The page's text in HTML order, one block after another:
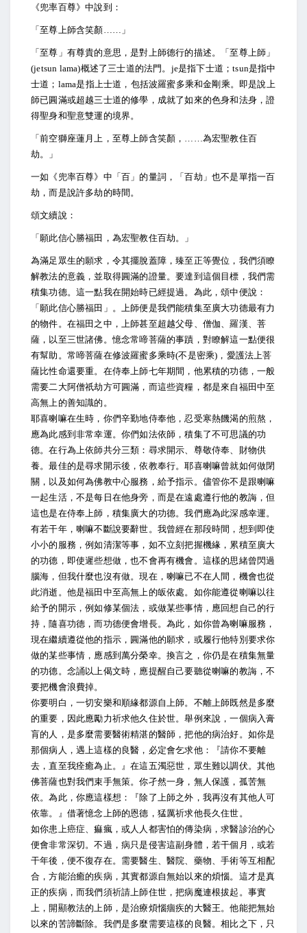
《兜率百尊》中說到：
「至尊上師含笑顏……」
「至尊」有尊貴的意思，是對上師德行的描述。「至尊上師」
(jetsun lama)概述了三士道的法門。je是指下士道；tsun是指中
士道；lama是指上士道，包括波羅蜜多乘和金剛乘。即是說上
師已圓滿或超越三士道的修學，成就了如來的色身和法身，證
得聖身和聖意雙運的境界。
「前空獅座蓮月上，至尊上師含笑顏，……為宏聖教住百
劫。」
一如《兜率百尊》中「百」的量詞，「百劫」也不是單指一百
劫，而是說許多劫的時間。
頌文續說：
「願此信心勝福田，為宏聖教住百劫。」
為滿足眾生的願求，令其擺脫蓋障，臻至正等覺位，我們須瞭
解教法的意義，並取得圓滿的證量。要達到這個目標，我們需
積集功德。這一點我在開始時已經提過。為此，頌中便說：
「願此信心勝福田」。上師便是我們能積集至廣大功德最有力
的物件。在福田之中，上師甚至超越父母、僧伽、羅漢、菩
薩，以至三世諸佛。憶念常啼菩薩的事蹟，對瞭解這一點便很
有幫助。常啼菩薩在修波羅蜜多乘時(不是密乘)，愛護法上菩
薩比性命還要重。在侍奉上師七年期間，他累積的功德，一般
需要二大阿僧祇劫方可圓滿，而這些資糧，都是來自福田中至
高無上的善知識的。
耶喜喇嘛在生時，你們辛勤地侍奉他，忍受寒熱饑渴的煎熬，
應為此感到非常幸運。你們如法依師，積集了不可思議的功
德。在行為上依師共分三類：尋求開示、尊敬侍奉、財物供
養。最佳的是尋求開示後，依教奉行。耶喜喇嘛曾就如何做閉
關，以及如何為佛教中心服務，給予指示。儘管你不是跟喇嘛
一起生活，不是每日在他身旁，而是在遠處遵行他的教誨，但
這也是在侍奉上師，積集廣大的功德。我們應為此深感幸運。
有若干年，喇嘛不斷說要辭世。我曾經在那段時間，想到即使
小小的服務，例如清潔等事，如不立刻把握機緣，累積至廣大
的功德，即使遲些想做，也不會再有機會。這樣的思緒曾閃過
腦海，但我什麼也沒有做。現在，喇嘛已不在人間，機會也從
此消逝。他是福田中至高無上的皈依處。如你能遵從喇嘛以往
給予的開示，例如修某個法，或做某些事情，應回想自己的行
持，隨喜功德，而功德便會增長。為此，如你曾為喇嘛服務，
現在繼續遵從他的指示，圓滿他的願求，或履行他特別要求你
做的某些事情，應感到萬分榮幸。換言之，你仍是在積集無量
的功德。念誦以上偈文時，應提醒自己要聽從喇嘛的教誨，不
要把機會浪費掉。
你要明白，一切安樂和順緣都源自上師。不離上師既然是多麼
的重要，因此應勵力祈求他久住於世。舉例來說，一個病入膏
肓的人，是多麼需要醫術精湛的醫師，把他的病治好。如你是
那個病人，遇上這樣的良醫，必定會乞求他：『請你不要離
去，直至我痊癒為止。』在這五濁惡世，眾生難以調伏。其他
佛菩薩也對我們束手無策。你孑然一身，無人保護，孤苦無
依。為此，你應這樣想：『除了上師之外，我再沒有其他人可
依靠。』借著憶念上師的恩德，猛厲祈求他長久住世。
如你患上癌症、痲瘋，或人人都害怕的傳染病，求醫診治的心
便會非常深切。不過，病只是侵害這副身體，若干個月，或若
干年後，便不復存在。需要醫生、醫院、藥物、手術等互相配
合，方能治癒的疾病，其實都源自無始以來的煩惱。這才是真
正的疾病，而我們須祈請上師住世，把病魔連根拔起。事實
上，開顯教法的上師，是治療煩惱痼疾的大醫王。他能把無始
以來的苦諦斷除。我們是多麼需要這樣的良醫。相比之下，只